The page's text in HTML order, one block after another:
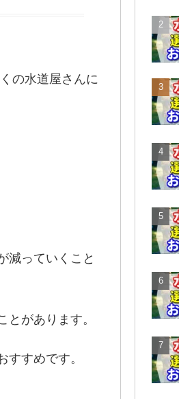
の水道屋さんに
減っていくこと
があります。
すめです。